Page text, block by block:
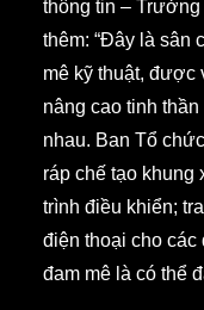
thông tin –
thêm: “Đây là sân
mê kỹ thuật, được
nâng cao tinh
nhau. Ban Tổ
ráp chế tạo khung
trình điều khiển;
điện thoại cho các
đam mê là có thể